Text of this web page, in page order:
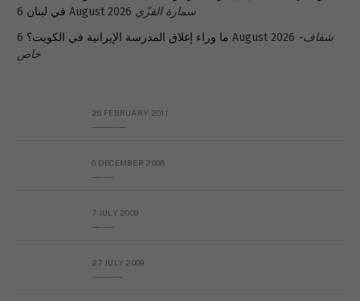
في لبنان 6 August 2026 سمارة القزّي
ما وراء إغلاق المدرسة الإيرانية في الكويت؟ 6 August 2026 شفاف-
خاص
26 FEBRUARY 2011
6 DECEMBER 2008
7 JULY 2009
27 JULY 2009